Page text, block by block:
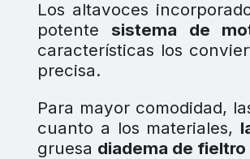
Los altavoces
potente sistema de
características los
precisa.
Para mayor comodidad,
cuanto a los materiales,
gruesa diadema de